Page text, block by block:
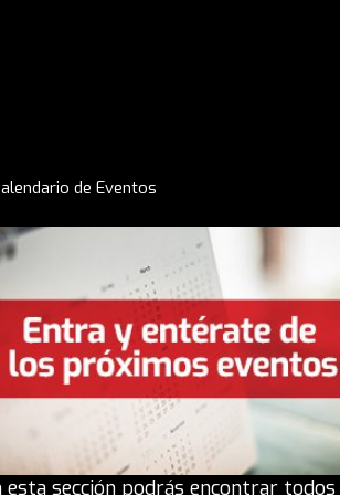
de Eventos
esta sección podrás encontrar todos